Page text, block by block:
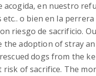
acogida, en nuestro
etc.. o bien en la
riesgo de sacrificio.
the adoption of stray
dogs from the
of sacrifice. The